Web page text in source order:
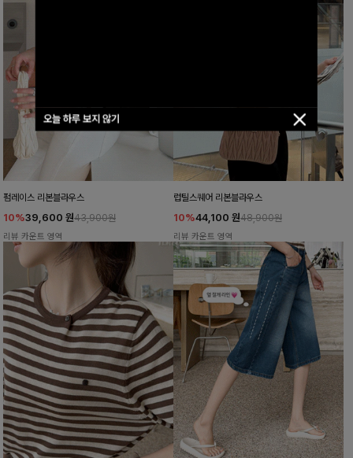
오늘 하루 보지 않기
펌레이스 리본블라우스
10%39,600 원43,900원
리뷰 카운트 영역
럽틸스퀘어 리본블라우스
10%44,100 원48,900원
리뷰 카운트 영역